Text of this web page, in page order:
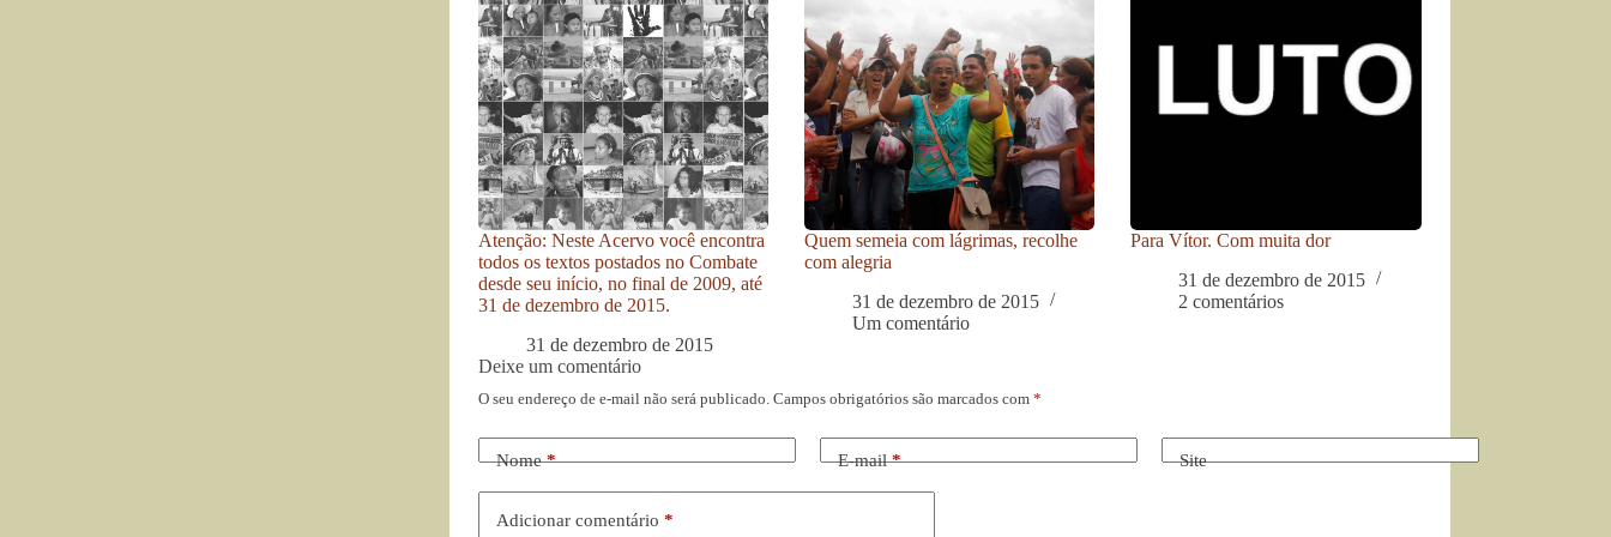
Atenção: Neste Acervo você encontra
todos os textos postados no Combate
desde seu início, no final de 2009, até
31 de dezembro de 2015.
31 de dezembro de 2015
Quem semeia com lágrimas, recolhe
com alegria
31 de dezembro de 2015
Um comentário
Para Vítor. Com muita dor
31 de dezembro de 2015
2 comentários
Deixe um comentário
O seu endereço de e-mail não será publicado. Campos obrigatórios são marcados com *
Nome* E-mail* Site
Adicionar comentário *